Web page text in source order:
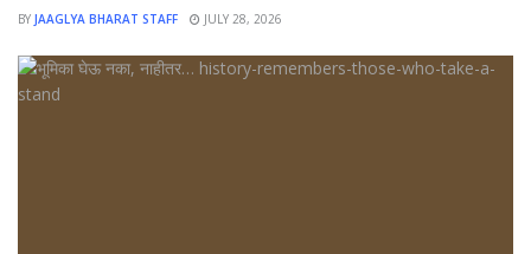
BY JAAGLYA BHARAT STAFF JULY 28, 2026